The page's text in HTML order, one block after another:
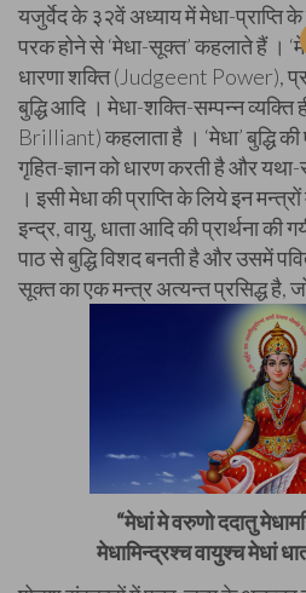
यजुर्वेद के ३२वें अध्याय में मेधा-प्राप्ति
परक होने से ‘मेधा-सूक्त’ कहलाते हैं ।
धारणा शक्ति (Judgeent Power),
बुद्धि आदि । मेधा-शक्ति-सम्पन्न व्यक्ति
Brilliant) कहलाता है । ‘मेधा’ बुद्धि
गृहित-ज्ञान को धारण करती है और
। इसी मेधा की प्राप्ति के लिये इन
इन्द्र, वायु, धाता आदि की प्रार्थना की
पाठ से बुद्धि विशद बनती है और उसमें
सूक्त का एक मन्त्र अत्यन्त प्रसिद्ध है,
“मेधां मे वरुणो ददातु
मेधामिन्द्रश्च वायुश्च मेधां